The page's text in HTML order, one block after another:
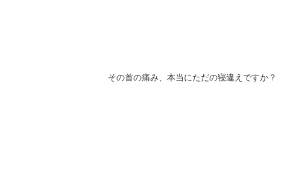
その首の痛み、本当にただの寝違えですか？